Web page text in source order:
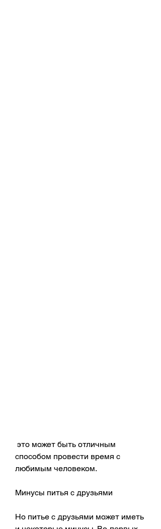
способом провести время с
любимым человеком.
Минусы питья с друзьями
Но питье с друзьями может иметь